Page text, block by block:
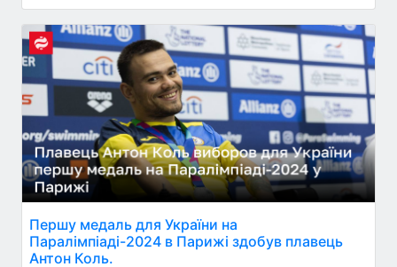
Першу медаль для України на
Паралімпіаді-2024 в Парижі здобув плавець
Антон Коль.